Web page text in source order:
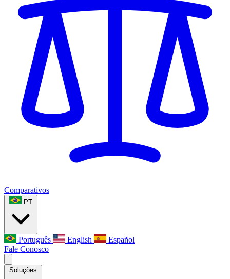
Comparativos
PT
Português English
Español
Fale Conosco
Soluções